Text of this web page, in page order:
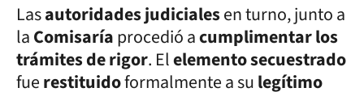
Lasautoridades judicialesen turno, junto a
laComisaríaprocedió acumplimentar los
trámites de rigor. Elelemento secuestrado
fuerestituidoformalmente a sulegítimo